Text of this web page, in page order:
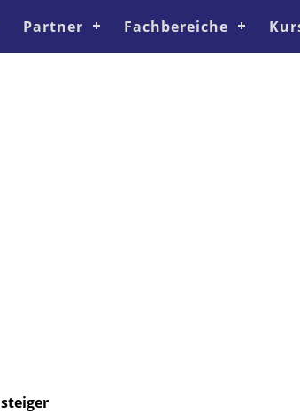
Partner Fachbereiche